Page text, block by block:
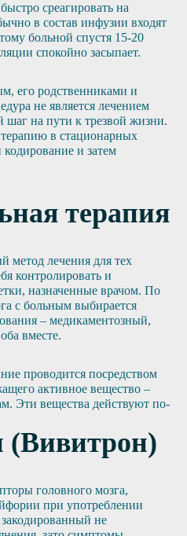
среагировать на
в состав инфузии входят
больной спустя 15-20
спокойно засыпает.
его родственниками и
не является лечением
шаг на пути к трезвой жизни.
в стационарных
и затем
терапия
метод лечения для тех
контролировать и
назначенные врачом. По
с больным выбирается
– медикаментозный,
вместе.
проводится посредством
активное вещество –
Эти вещества действуют по-
(Вивитрон)
головного мозга,
при употреблении
не